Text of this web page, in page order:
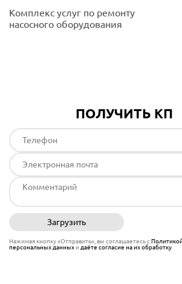
Комплекс услуг по ремонту
насосного оборудования
ПОЛУЧИТЬ КП
Загрузить
Нажимая кнопку «Отправить», вы соглашаетесь с
персональных данныхи даёте согласие на их обработку